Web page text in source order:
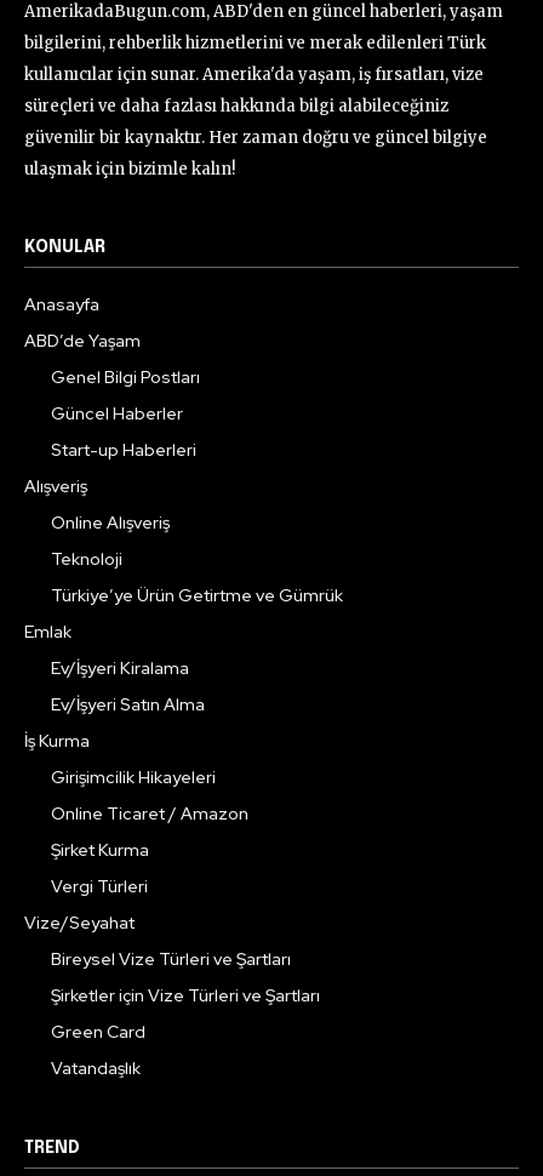
AmerikadaBugun.com, ABD'den en güncel haberleri, yaşam
bilgilerini, rehberlik hizmetlerini ve merak edilenleri Türk
kullanıcılar için sunar. Amerika'da yaşam, iş fırsatları, vize
süreçleri ve daha fazlası hakkında bilgi alabileceğiniz
güvenilir bir kaynaktır. Her zaman doğru ve güncel bilgiye
ulaşmak için bizimle kalın!
KONULAR
Anasayfa
ABD’de Yaşam
Genel Bilgi Postları
Güncel Haberler
Start-up Haberleri
Alışveriş
Online Alışveriş
Teknoloji
Türkiye’ye Ürün Getirtme ve Gümrük
Emlak
Ev/İşyeri Kiralama
Ev/İşyeri Satın Alma
İş Kurma
Girişimcilik Hikayeleri
Online Ticaret / Amazon
Şirket Kurma
Vergi Türleri
Vize/Seyahat
Bireysel Vize Türleri ve Şartları
Şirketler için Vize Türleri ve Şartları
Green Card
Vatandaşlık
TREND